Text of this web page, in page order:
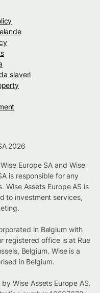
slaveri
2026
Europe SA and Wise
is responsible for any
Assets Europe AS is
to investment services,
in Belgium with
registered office is at Rue
Belgium. Wise is a
in Belgium.
Wise Assets Europe AS,